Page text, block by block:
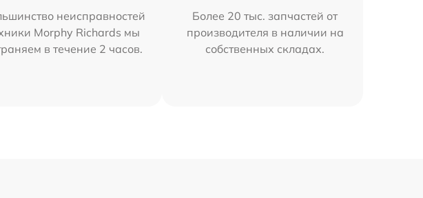
неисправностей
Morphy Richards мы
в течение 2 часов.
Более 20 тыс. запчастей от
производителя в наличии на
собственных складах.